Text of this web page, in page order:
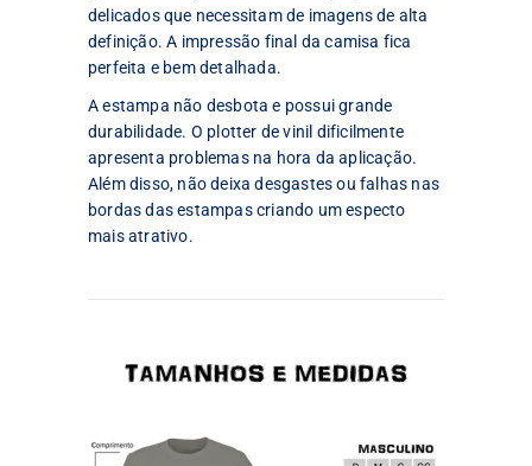
delicados que necessitam de imagens de alta
definição. A impressão final da camisa fica
perfeita e bem detalhada.
A estampa não desbota e possui grande
durabilidade. O plotter de vinil dificilmente
apresenta problemas na hora da aplicação.
Além disso, não deixa desgastes ou falhas nas
bordas das estampas criando um especto
mais atrativo.